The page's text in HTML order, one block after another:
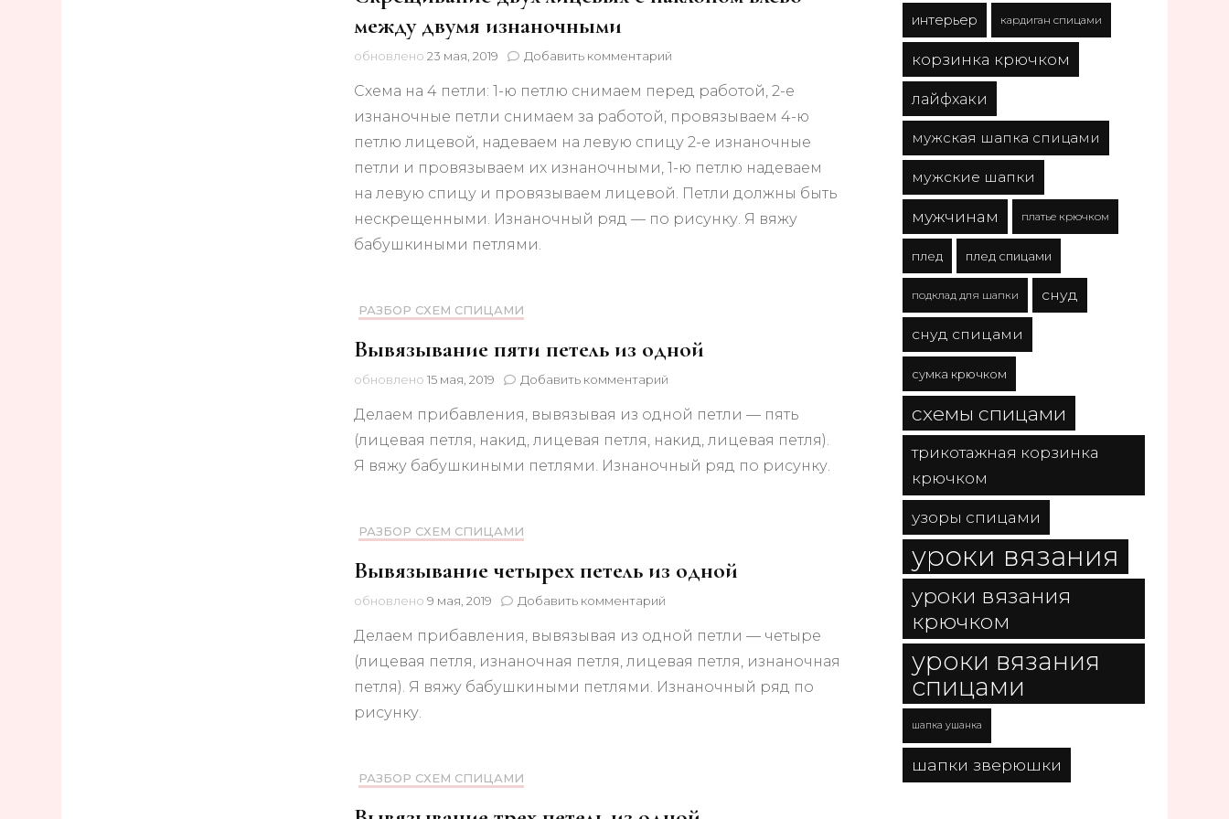
между двумя изнаночными
обновлено 23 мая, 2019 Добавить комментарий
Скрещивание
двух
лицевых
с
наклоном
влево
между
двумя
Схема на 4 петли: 1-ю петлю снимаем перед работой, 2-е
изнаночные петли снимаем за работой, провязываем 4-ю
петлю лицевой, надеваем на левую спицу 2-е изнаночные
петли и провязываем их изнаночными, 1-ю петлю надеваем
на левую спицу и провязываем лицевой. Петли должны быть
нескрещенными. Изнаночный ряд — по рисунку. Я вяжу
бабушкиными петлями.
РАЗБОР СХЕМ СПИЦАМИ
Вывязывание пяти петель из одной
обновлено 15 мая, 2019 Добавить комментарий
Вывязывание
пяти
петель
из
Делаем прибавления, вывязывая из одной петли — пять
(лицевая петля, накид, лицевая петля, накид, лицевая петля).
Я вяжу бабушкиными петлями. Изнаночный ряд по рисунку.
РАЗБОР СХЕМ СПИЦАМИ
Вывязывание четырех петель из одной
обновлено 9 мая, 2019 Добавить комментарий
Вывязывание
четырех
из
Делаем прибавления, вывязывая из одной петли — четыре
(лицевая петля, изнаночная петля, лицевая петля, изнаночная
петля). Я вяжу бабушкиными петлями. Изнаночный ряд по
рисунку.
РАЗБОР СХЕМ СПИЦАМИ
интерьер кардиган спицами
корзинка крючком
лайфхаки
мужская шапка спицами
мужские шапки
мужчинам платье крючком
плед плед спицами
подклад для шапки снуд
снуд спицами
сумка крючком
схемы спицами
трикотажная корзинка
крючком
узоры спицами
уроки вязания
уроки вязания
крючком
уроки вязания
спицами
шапка ушанка
шапки зверюшки